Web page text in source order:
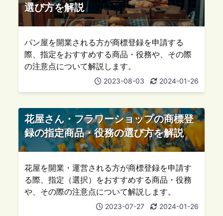
選び方を解説
パン屋を開業される方が商標登録を申請する
際、指定をおすすめする商品・役務や、その際
の注意点について解説します。
2023-08-03 2024-01-26
花屋さん・フラワーショップの商標登
録の指定商品・役務の選び方を解説
花屋を開業・運営される方が商標登録を申請す
る際、指定（選択）をおすすめする商品・役務
や、その際の注意点について解説します。
2023-07-27 2024-01-26